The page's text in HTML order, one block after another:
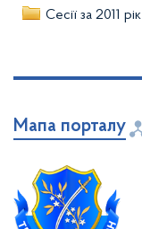
Сесії за 2011 рік
Мапа порталу